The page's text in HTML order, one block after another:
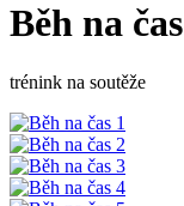
Běh na čas
trénink na soutěže